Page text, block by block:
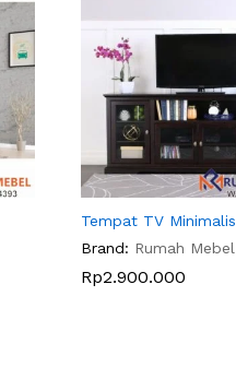
Tempat TV Minimalis
Brand: Rumah Mebel
Rp2.900.000